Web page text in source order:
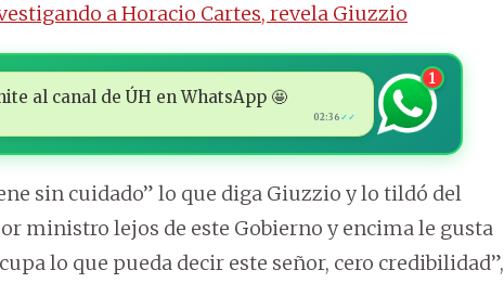
a Horacio Cartes, revela Giuzzio
al canal de ÚH en WhatsApp 🤩
02:36 ✓✓
1
sin cuidado” lo que diga Giuzzio y lo tildó del
ministro lejos de este Gobierno y encima le gusta
lo que pueda decir este señor, cero credibilidad”,